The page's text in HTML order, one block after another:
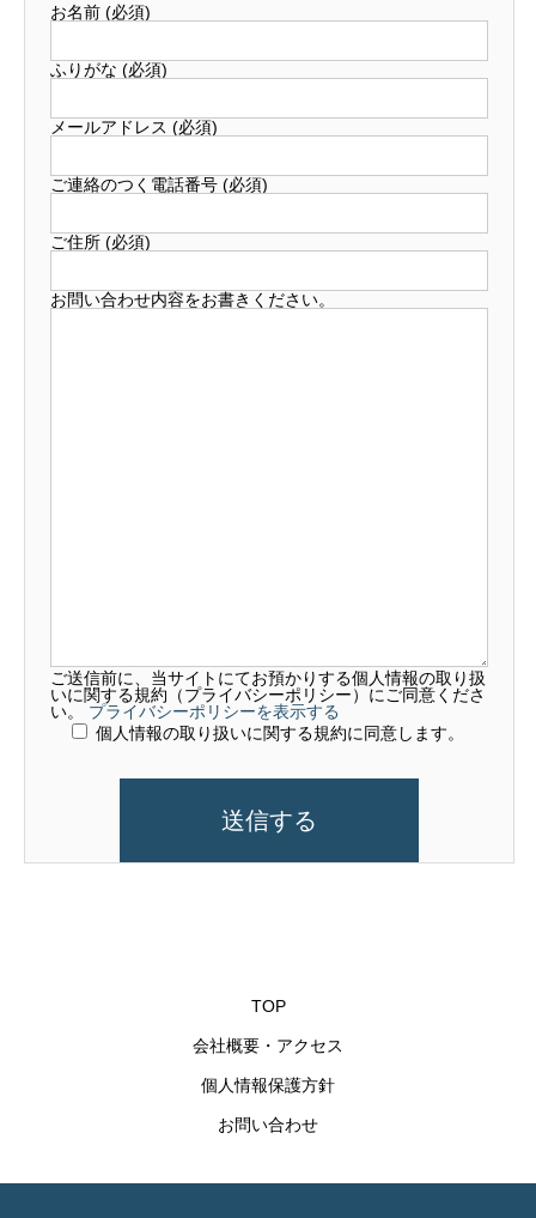
お名前 (必須)
ふりがな (必須)
メールアドレス (必須)
ご連絡のつく電話番号 (必須)
ご住所 (必須)
お問い合わせ内容をお書きください。
ご送信前に、当サイトにてお預かりする個人情報の取り扱
いに関する規約（プライバシーポリシー）にご同意くださ
い。 プライバシーポリシーを表示する
個人情報の取り扱いに関する規約に同意します。
TOP
会社概要・アクセス
個人情報保護方針
お問い合わせ